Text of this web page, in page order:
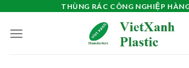
content
THÙNG RÁC CÔNG NGHIỆP